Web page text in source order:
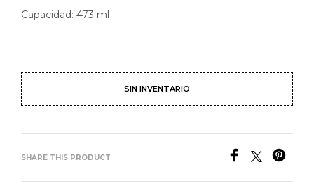
Capacidad: 473 ml
SIN INVENTARIO
SHARE THIS PRODUCT